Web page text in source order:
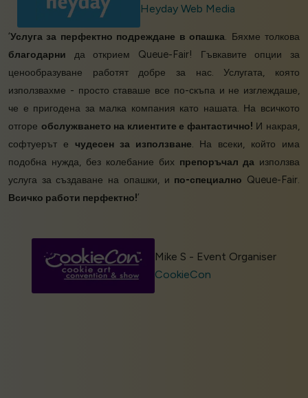
Heyday Web Media
‘Услуга за перфектно подреждане в опашка. Бяхме толкова
благодарни да открием Queue-Fair! Гъвкавите опции за
ценообразуване работят добре за нас. Услугата, която
използвахме - просто ставаше все по-скъпа и не изглеждаше,
че е пригодена за малка компания като нашата. На всичкото
отгоре обслужването на клиентите е фантастично! И накрая,
софтуерът е чудесен за използване. На всеки, който има
подобна нужда, без колебание бих препоръчал да използва
услуга за създаване на опашки, и по-специално Queue-Fair.
Всичко работи перфектно!’
Mike S - Event Organiser
CookieCon